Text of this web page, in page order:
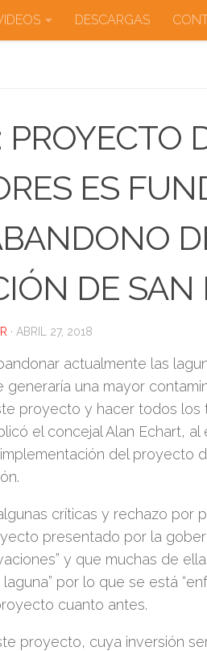
DESCARGAS
PROYECTO
ES
DE SAN
· ABRIL 27, 2018
actualmente las
generaría una mayor
proyecto y hacer todos
el concejal Alan Echart,
del proyecto
críticas y rechazo por
presentado por la
y que muchas de
por lo que se está
cuanto antes.
proyecto, cuya inversión